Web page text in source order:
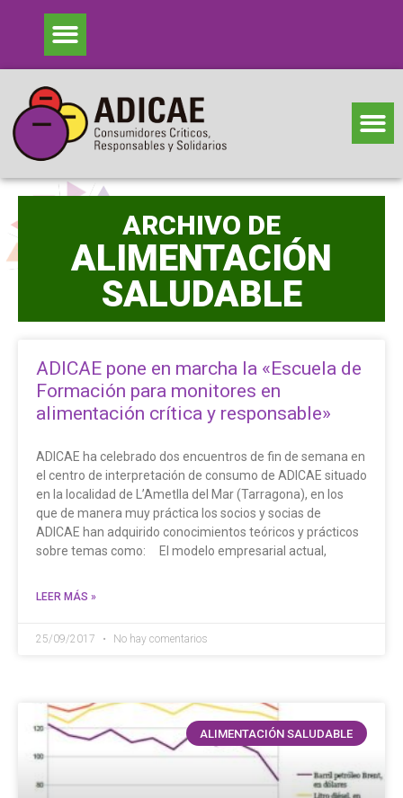
ARCHIVO DE
ALIMENTACIÓN
SALUDABLE
ADICAE pone en marcha la «Escuela de
Formación para monitores en
alimentación crítica y responsable»
ADICAE ha celebrado dos encuentros de fin de semana en
el centro de interpretación de consumo de ADICAE situado
en la localidad de L’Ametlla del Mar (Tarragona), en los
que de manera muy práctica los socios y socias de
ADICAE han adquirido conocimientos teóricos y prácticos
sobre temas como: El modelo empresarial actual,
LEER MÁS »
25/09/2017 No hay comentarios
ALIMENTACIÓN SALUDABLE